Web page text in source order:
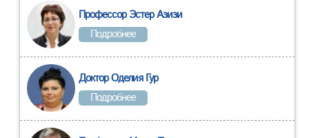
Профессор Эстер Азизи
Подробнее
Доктор Оделия Гур
Подробнее